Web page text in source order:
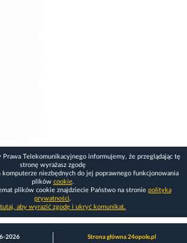
Telekomunikacyjnego informujemy, że przeglądając tę
stronę wyrażasz zgodę
komputerze niezbędnych do jej poprawnego funkcjonowania
plików cookie.
plików cookie znajdziecie Państwo na stronie polityka
prywatności.
aby wyrazić zgodę i ukryć komunikat.
2026 Strona główna 24opole.pl